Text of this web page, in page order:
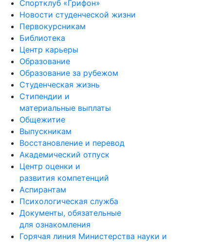
Спортклуб «Грифон»
Новости студенческой жизни
Первокурсникам
Библиотека
Центр карьеры
Образование
Образование за рубежом
Студенческая жизнь
Стипендии и
материальные выплаты
Общежитие
Выпускникам
Восстановление и перевод
Академический отпуск
Центр оценки и
развития компетенций
Аспирантам
Психологическая служба
Документы, обязательные
для ознакомления
Горячая линия Министерства науки и